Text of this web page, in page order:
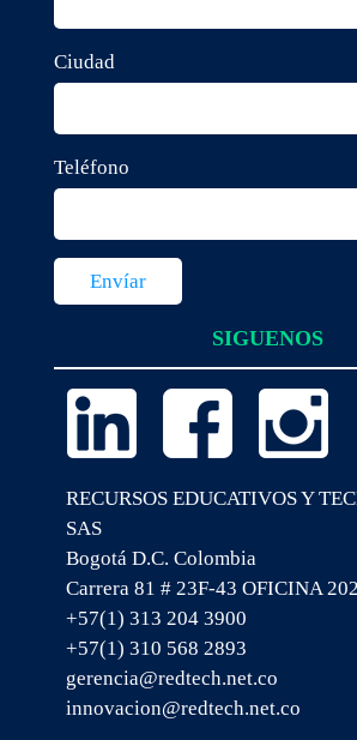
Ciudad
Teléfono
SIGUENOS
RECURSOS EDUCATIVOS Y
SAS
Bogotá D.C. Colombia
Carrera 81 # 23F-43 OFICINA 202
+57(1) 313 204 3900
+57(1) 310 568 2893
gerencia@redtech.net.co
innovacion@redtech.net.co